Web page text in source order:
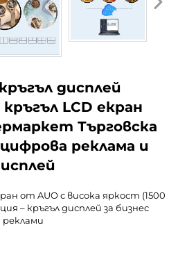
дисплей
кръгъл LCD екран
Търговска
реклама и
от AUO с висока яркост (1500
– кръгъл дисплей за бизнес
реклами